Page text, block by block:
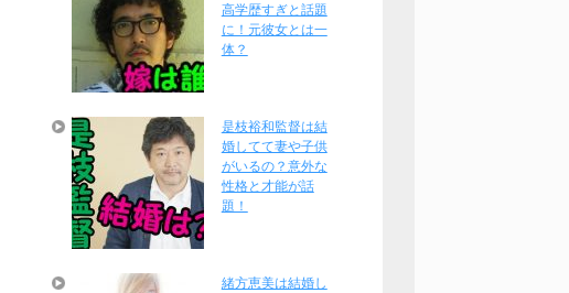
高学歴すぎと話題
に！元彼女とは一
体？
是枝裕和監督は結
婚してて妻や子供
がいるの？意外な
性格と才能が話
題！
緒方恵美は結婚し